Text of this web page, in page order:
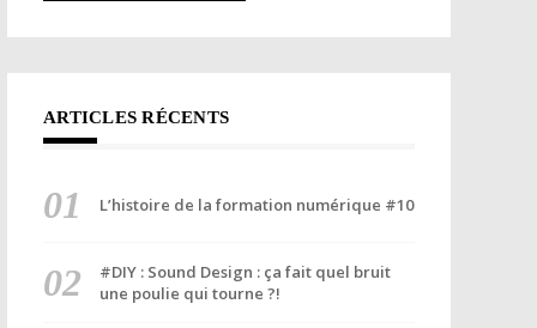
ARTICLES RÉCENTS
L’histoire de la formation numérique #10
#DIY : Sound Design : ça fait quel bruit
une poulie qui tourne ?!